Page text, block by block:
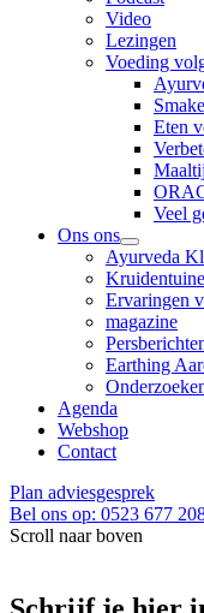
Video
Lezingen
Voeding
Eten
Veel
Ons ons
Ayurveda
Ervaringen
magazine
Earthing
Agenda
Webshop
Contact
Plan adviesgesprek
Bel ons op: 0523 677
Scroll naar boven